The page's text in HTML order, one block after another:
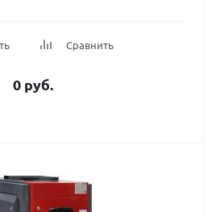
Сравнить
0 руб.